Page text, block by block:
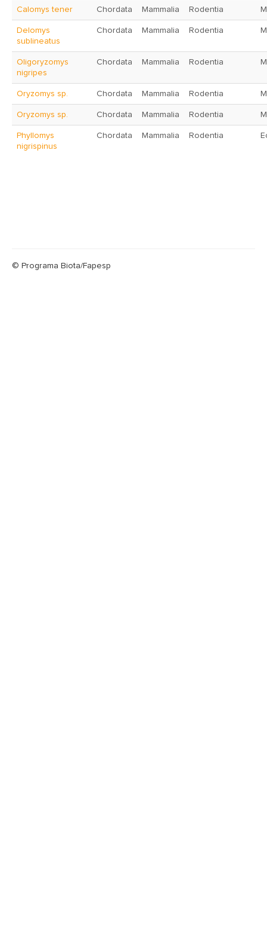
Calomys tener Chordata Mammalia Rodentia
Delomys
sublineatus
Chordata Mammalia Rodentia
Oligoryzomys
nigripes
Chordata Mammalia Rodentia
Oryzomys sp. Chordata Mammalia Rodentia
Oryzomys sp. Chordata Mammalia Rodentia
Phyllomys
nigrispinus
Chordata Mammalia Rodentia
© Programa Biota/Fapesp